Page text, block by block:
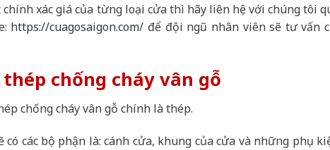
xác giá của từng loại cửa thì hãy liên hệ với chúng tôi
https://cuagosaigon.com/ để đội ngũ nhân viên sẽ tư vấn
chống cháy vân gỗ
chống cháy vân gỗ chính là thép.
các bộ phận là: cánh cửa, khung của cửa và những phụ